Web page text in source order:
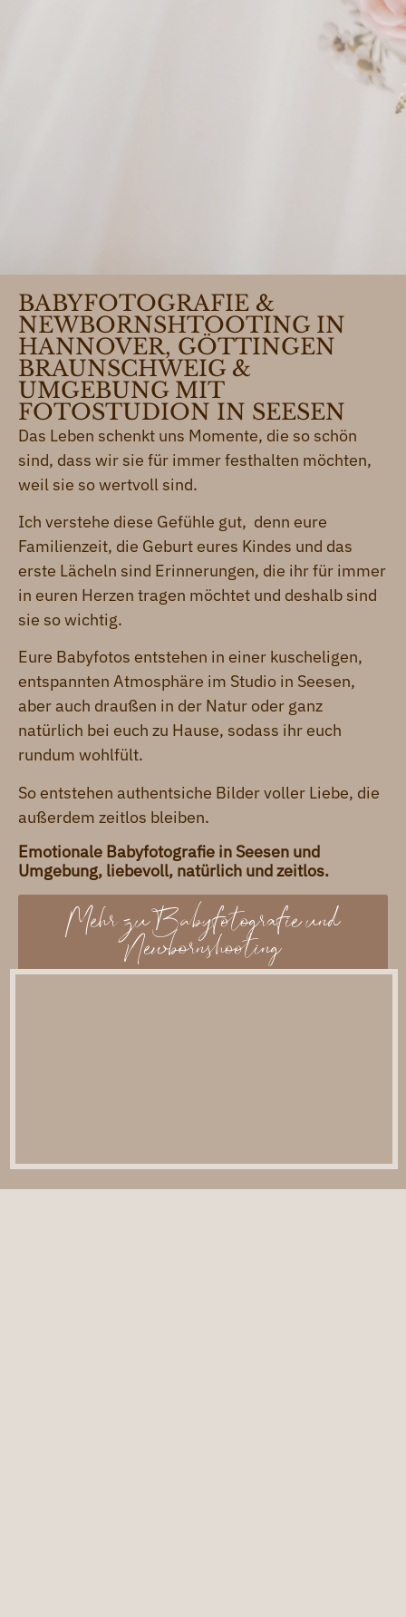
BABYFOTOGRAFIE &
NEWBORNSHTOOTING IN
HANNOVER, GÖTTINGEN
BRAUNSCHWEIG &
UMGEBUNG MIT
FOTOSTUDION IN SEESEN
Das Leben schenkt uns Momente, die so schön
sind, dass wir sie für immer festhalten möchten,
weil sie so wertvoll sind.
Ich verstehe diese Gefühle gut, denn eure
Familienzeit, die Geburt eures Kindes und das
erste Lächeln sind Erinnerungen, die ihr für immer
in euren Herzen tragen möchtet und deshalb sind
sie so wichtig.
Eure Babyfotos entstehen in einer kuscheligen,
entspannten Atmosphäre im Studio in Seesen,
aber auch draußen in der Natur oder ganz
natürlich bei euch zu Hause, sodass ihr euch
rundum wohlfült.
So entstehen authentsiche Bilder voller Liebe, die
außerdem zeitlos bleiben.
Emotionale Babyfotografie in Seesen und
Umgebung, liebevoll, natürlich und zeitlos.
Mehr zu Babyfotografie und
Newbornshooting